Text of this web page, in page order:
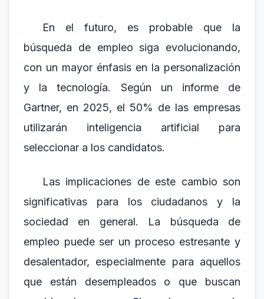
En el futuro, es probable que la
búsqueda de empleo siga evolucionando,
con un mayor énfasis en la personalización
y la tecnología. Según un informe de
Gartner, en 2025, el 50% de las empresas
utilizarán inteligencia artificial para
seleccionar a los candidatos.
Las implicaciones de este cambio son
significativas para los ciudadanos y la
sociedad en general. La búsqueda de
empleo puede ser un proceso estresante y
desalentador, especialmente para aquellos
que están desempleados o que buscan